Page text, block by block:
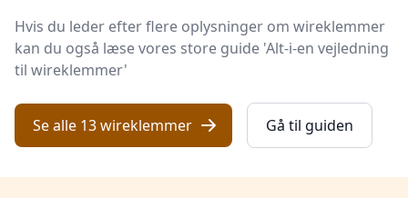
Hvis du leder efter flere oplysninger om wireklemmer
kan du også læse vores store guide 'Alt-i-en vejledning
til wireklemmer'
Se alle 13 wireklemmer Gå til guiden